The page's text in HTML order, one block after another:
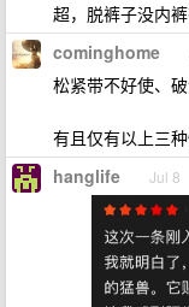
超，脱裤子没内
cominghome
松紧带不好使、
有且仅有以上三
hanglife Jul 8